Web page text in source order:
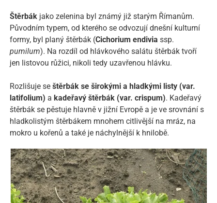
Štěrbák jako zelenina byl známý již starým Římanům.
Původním typem, od kterého se odvozují dnešní kulturní
formy, byl planý štěrbák (Cichorium endivia ssp.
pumilum). Na rozdíl od hlávkového salátu štěrbák tvoří
jen listovou růžici, nikoli tedy uzavřenou hlávku.
Rozlišuje se štěrbák se širokými a hladkými listy (var.
latifolium) a kadeřavý štěrbák (var. crispum). Kadeřavý
štěrbák se pěstuje hlavně v jižní Evropě a je ve srovnání s
hladkolistým štěrbákem mnohem citlivější na mráz, na
mokro u kořenů a také je náchylnější k hnilobě.